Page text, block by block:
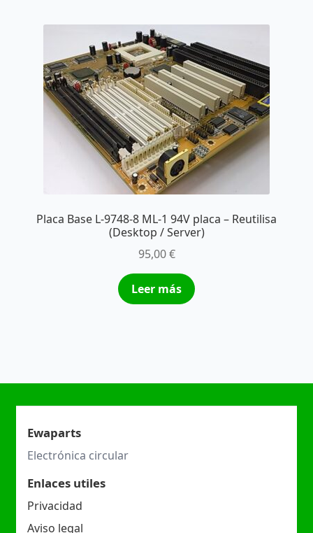
Placa Base L-9748-8 ML-1 94V placa – Reutilisa
(Desktop / Server)
95,00€
Leer más
Ewaparts
Electrónica circular
Enlaces utiles
Privacidad
Aviso legal